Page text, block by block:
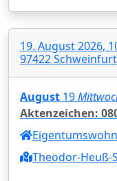
19. August 2026,
97422 Schweinfurt
August 19
Aktenzeichen:
Theodor-Heuß-